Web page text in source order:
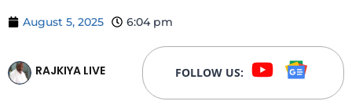
August 5, 2025 6:04 pm
RAJKIYA LIVE FOLLOW US: